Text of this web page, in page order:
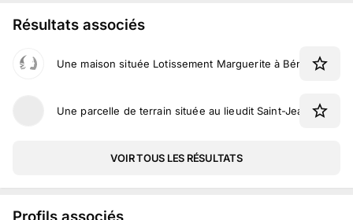
Résultats associés
Une maison située Lotissement Marguerite à Bénesse-
Une parcelle de terrain située au lieudit Saint-Jean à Lit-
VOIR TOUS LES RÉSULTATS
Profils associés